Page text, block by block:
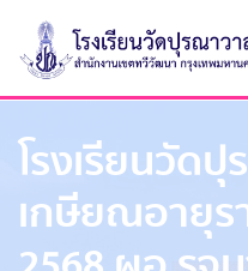
โรงเรียนวัด
เกษียณอายุร